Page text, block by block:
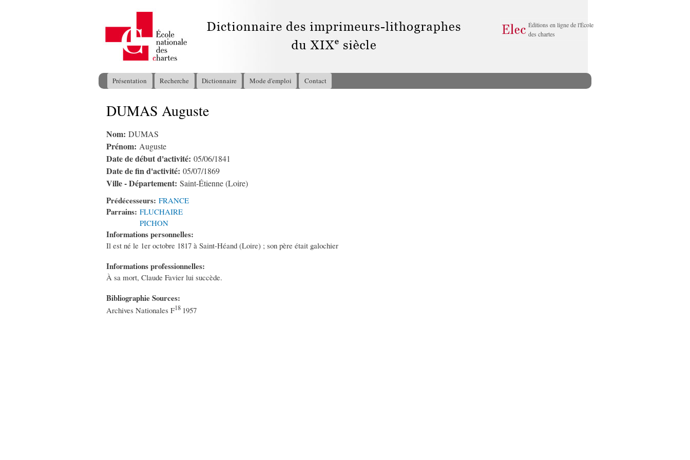
principal
Éditions en ligne de l'École
des chartes
Menu principal
Présentation Recherche Dictionnaire Mode d'emploi Contact
Vous êtes ici
DUMAS Auguste
Nom: DUMAS
Prénom: Auguste
Date de début d'activité: 05/06/1841
Date de fin d'activité: 05/07/1869
Ville - Département: Saint-Étienne (Loire)
Prédécesseurs: FRANCE
Parrains: FLUCHAIRE
PICHON
Informations personnelles:
Il est né le 1er octobre 1817 à Saint-Héand (Loire) ; son père était galochier
Informations professionnelles:
À sa mort, Claude Favier lui succède.
Bibliographie Sources:
Archives Nationales F18 1957